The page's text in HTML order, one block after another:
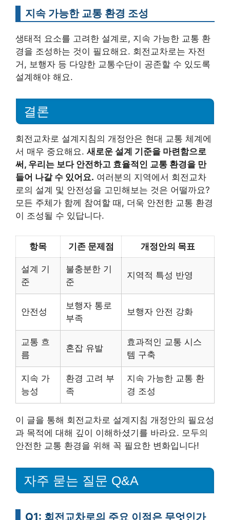
지속 가능한 교통 환경 조성
생태적 요소를 고려한 설계로, 지속 가능한 교통 환
경을 조성하는 것이 필요해요. 회전교차로는 자전
거, 보행자 등 다양한 교통수단이 공존할 수 있도록
설계해야 해요.
결론
회전교차로 설계지침의 개정안은 현대 교통 체계에
서 매우 중요해요. 새로운 설계 기준을 마련함으로
써, 우리는 보다 안전하고 효율적인 교통 환경을 만
들어 나갈 수 있어요. 여러분의 지역에서 회전교차
로의 설계 및 안전성을 고민해보는 것은 어떨까요?
모든 주체가 함께 참여할 때, 더욱 안전한 교통 환경
이 조성될 수 있답니다.
항목 기존 문제점 개정안의 목표
설계 기
준
불충분한 기
준
지역적 특성 반영
안전성
보행자 통로
부족
보행자 안전 강화
교통 흐
름
혼잡 유발
효과적인 교통 시스
템 구축
지속 가
능성
환경 고려 부
족
지속 가능한 교통 환
경 조성
이 글을 통해 회전교차로 설계지침 개정안의 필요성
과 목적에 대해 깊이 이해하셨기를 바라요. 모두의
안전한 교통 환경을 위해 꼭 필요한 변화입니다!
자주 묻는 질문 Q&A
Q1: 회전교차로의 주요 이점은 무엇인가